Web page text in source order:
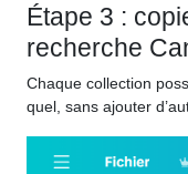
Étape 3 :
recherche
Chaque collection
quel, sans ajouter